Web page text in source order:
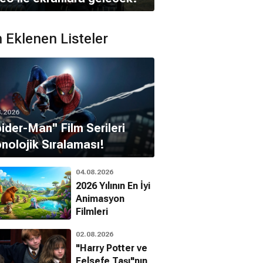
Eklenen Listeler
Man'' Film Serileri
Sıralaması!
04.08.2026
2026 Yılının En İyi
Animasyon
Filmleri
02.08.2026
"Harry Potter ve